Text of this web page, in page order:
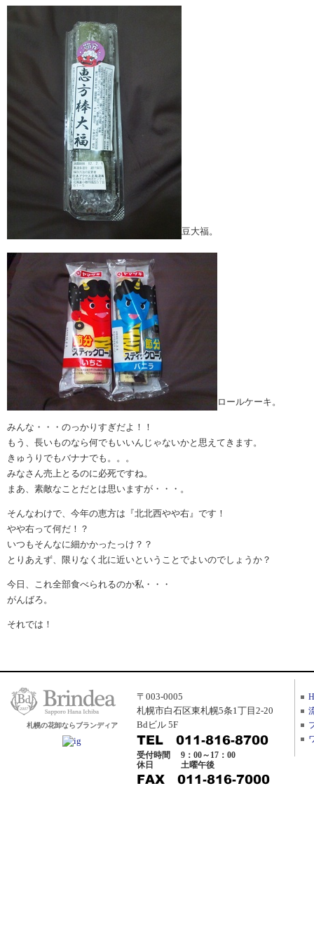
豆大福。
ロールケーキ。
みんな・・・のっかりすぎだよ！！
もう、長いものなら何でもいいんじゃないかと思えてきます。
きゅうりでもバナナでも。。。
みなさん売上とるのに必死ですね。
まあ、素敵なことだとは思いますが・・・。
そんなわけで、今年の恵方は『北北西やや右』です！
やや右って何だ！？
いつもそんなに細かかったっけ？？
とりあえず、限りなく北に近いということでよいのでしょうか？
今日、これ全部食べられるのか私・・・
がんばろ。
それでは！
札幌の花卸ならブランディア
〒003-0005
札幌市白石区東札幌5条1丁目2-20
Bdビル 5F
受付時間
9：00～17：00
休日
土曜午後